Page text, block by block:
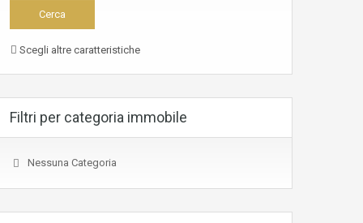
Scegli altre caratteristiche
Filtri per categoria immobile
Nessuna Categoria